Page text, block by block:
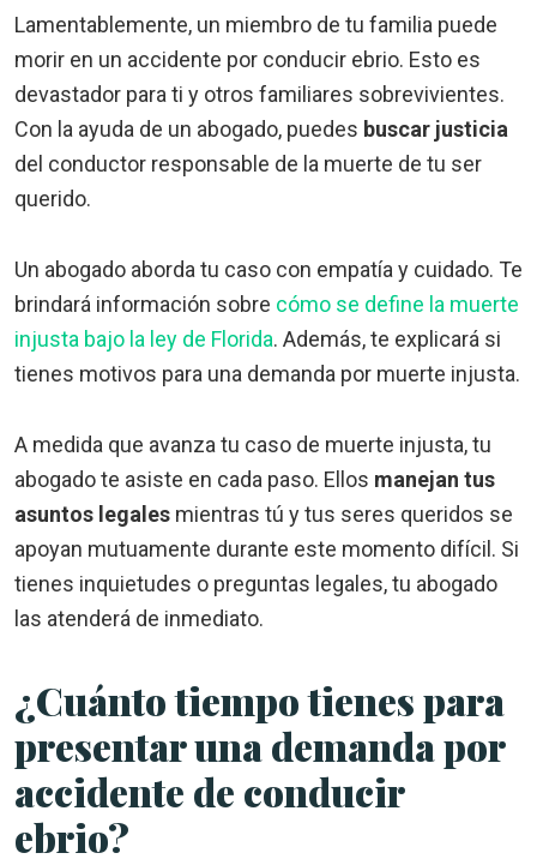
Lamentablemente, un miembro de tu familia puede
morir en un accidente por conducir ebrio. Esto es
devastador para ti y otros familiares sobrevivientes.
Con la ayuda de un abogado, puedes buscar justicia
del conductor responsable de la muerte de tu ser
querido.
Un abogado aborda tu caso con empatía y cuidado. Te
brindará información sobre cómo se define la muerte
injusta bajo la ley de Florida. Además, te explicará si
tienes motivos para una demanda por muerte injusta.
A medida que avanza tu caso de muerte injusta, tu
abogado te asiste en cada paso. Ellos manejan tus
asuntos legales mientras tú y tus seres queridos se
apoyan mutuamente durante este momento difícil. Si
tienes inquietudes o preguntas legales, tu abogado
las atenderá de inmediato.
¿Cuánto tiempo tienes para
presentar una demanda por
accidente de conducir
ebrio?